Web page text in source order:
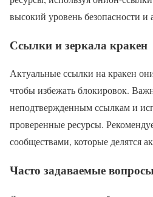
высокий уровень безопасности и
Ссылки и зеркала кракен
Актуальные ссылки на кракен
чтобы избежать блокировок.
неподтвержденным ссылкам и
проверенные ресурсы.
сообществами, которые делятся
Часто задаваемые